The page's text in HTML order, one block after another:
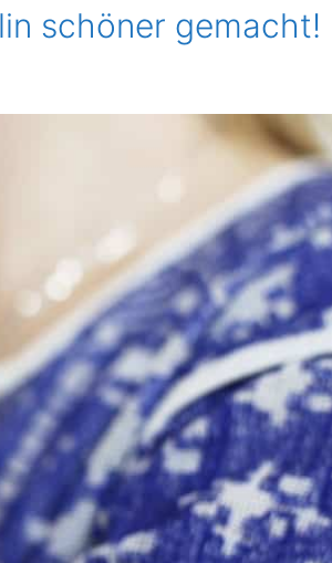
schöner gemacht!